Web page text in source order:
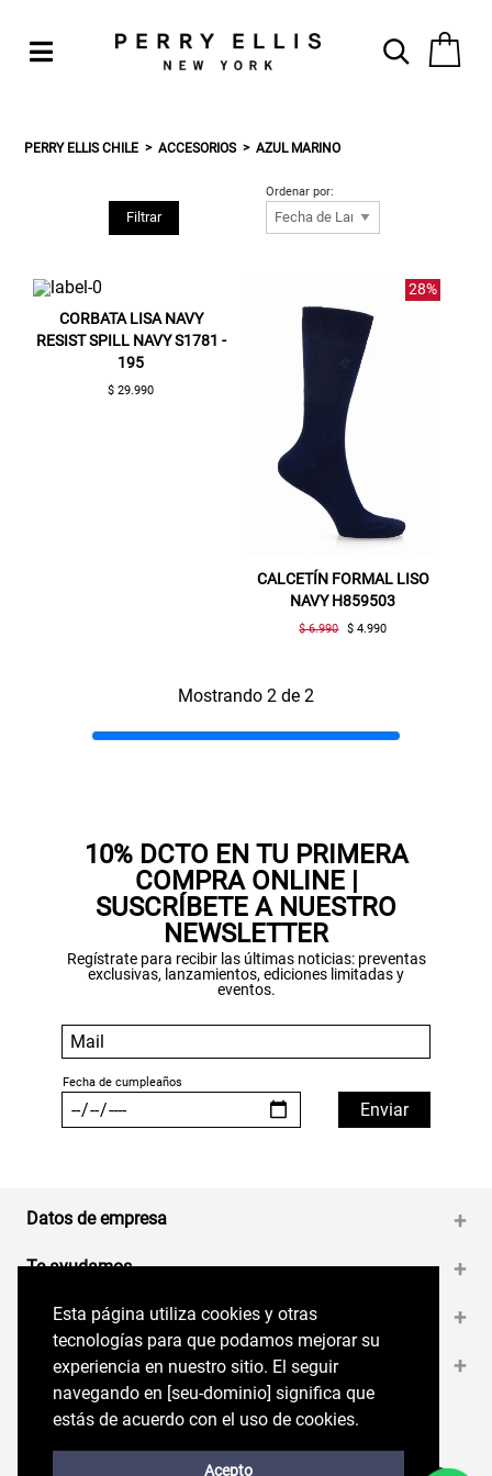
Esta página utiliza cookies y otras
tecnologías para que podamos mejorar su
experiencia en nuestro sitio. El seguir
navegando en perryellis.cl significa que estás
de acuerdo con el uso de cookies.
Acepto
Esta página utiliza cookies y otras
tecnologías para que podamos mejorar su
experiencia en nuestro sitio. El seguir
navegando en [seu-dominio] significa que
estás de acuerdo con el uso de cookies.
Acepto
PERRY ELLIS CHILE ACCESORIOS AZUL MARINO
Filtrar
Ordenar por:
CORBATA LISA NAVY
RESIST SPILL NAVY S1781 -
195
$ 29.990
28%
CALCETÍN FORMAL LISO
NAVY H859503
$ 6.990 $ 4.990
Mostrando 2 de 2
10% DCTO EN TU PRIMERA
COMPRA ONLINE |
SUSCRÍBETE A NUESTRO
NEWSLETTER
Regístrate para recibir las últimas noticias: preventas
exclusivas, lanzamientos, ediciones limitadas y
eventos.
Gracias por inscribirte!
Datos de empresa +
Te ayudamos +
Medios de pago +
Contáctanos +
Síguenos en nuestras RRSS
Trabaja con Nosotros